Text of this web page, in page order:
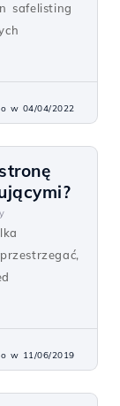
safelisting
w 04/04/2022
w 11/06/2019